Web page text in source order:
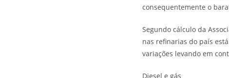
consequentemente o
Segundo cálculo da
nas refinarias do país
variações levando em
Diesel e gás